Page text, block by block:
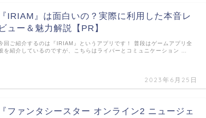
『IRIAM』は面白いの？実際に利用した本音レ
ビュー＆魅力解説【PR】
2023年6月25日
回ご紹介するのは『IRIAM』というアプリです！ 普段はゲームアプリ全
を紹介しているのですが、こちらはライバーとコミュニケーション …
『ファンタシースター オンライン2 ニュージェ